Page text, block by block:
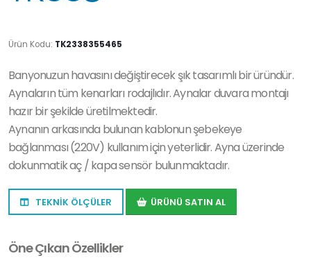
Ürün Kodu: TK2338355465
Banyonuzun havasını değiştirecek şık tasarımlı bir üründür.
Aynaların tüm kenarları rodajlıdır. Aynalar duvara montajı
hazır bir şekilde üretilmektedir.
Aynanın arkasında bulunan kablonun şebekeye
bağlanması (220V) kullanım için yeterlidir. Ayna üzerinde
dokunmatik aç / kapa sensör bulunmaktadır.
TEKNİK ÖLÇÜLER ÜRÜNÜ SATIN AL
Öne Çıkan Özellikler